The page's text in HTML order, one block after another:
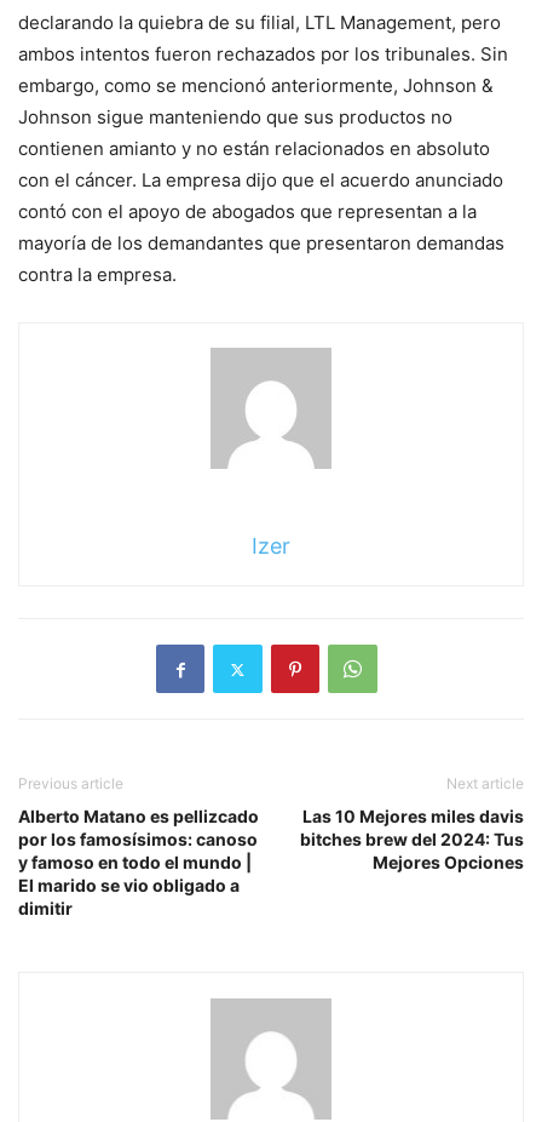
declarando la quiebra de su filial, LTL Management, pero
ambos intentos fueron rechazados por los tribunales. Sin
embargo, como se mencionó anteriormente, Johnson &
Johnson sigue manteniendo que sus productos no
contienen amianto y no están relacionados en absoluto
con el cáncer. La empresa dijo que el acuerdo anunciado
contó con el apoyo de abogados que representan a la
mayoría de los demandantes que presentaron demandas
contra la empresa.
Izer
Previous article
Alberto Matano es pellizcado
por los famosísimos: canoso
y famoso en todo el mundo |
El marido se vio obligado a
dimitir
Next article
Las 10 Mejores miles davis
bitches brew del 2024: Tus
Mejores Opciones